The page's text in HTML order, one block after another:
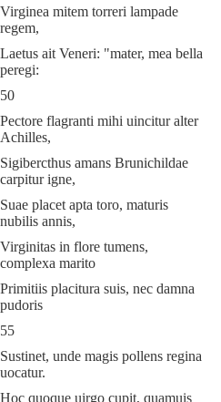
Virginea mitem torreri lampade
regem,
Laetus ait Veneri: "mater, mea bella
peregi:
50
Pectore flagranti mihi uincitur alter
Achilles,
Sigibercthus amans Brunichildae
carpitur igne,
Suae placet apta toro, maturis
nubilis annis,
Virginitas in flore tumens,
complexa marito
Primitiis placitura suis, nec damna
pudoris
55
Sustinet, unde magis pollens regina
uocatur.
Hoc quoque uirgo cupit, quamuis